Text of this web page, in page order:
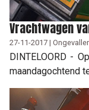
Vrachtwagen
27-11-2017 |
DINTELOORD -
maandagochtend